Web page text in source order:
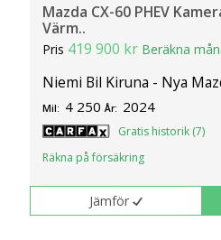
Mazda CX-60 PHEV
Värm..
Pris 419 900 kr Beräkna
Niemi Bil Kiruna - Nya
Mil: 4 250 År: 2024
Gratis historik (7)
Räkna på försäkring
Jämför